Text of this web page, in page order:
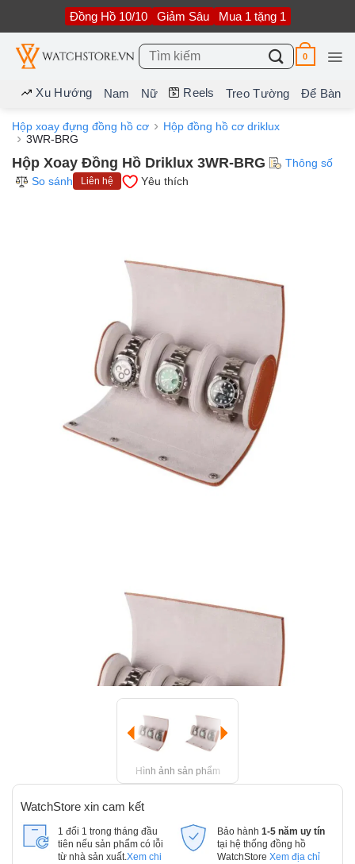
nội
dung
Đồng Hồ 10/10 Giảm Sâu Mua 1 tặng 1
Tìm
kiếm:
0
Xu Hướng Nam Nữ Reels Treo Tường Để Bàn
Hộp xoay đựng đồng hồ cơ
Hộp đồng hồ cơ driklux
3WR-BRG
Hộp Xoay Đồng Hồ Driklux 3WR-BRG
Thông số
So sánh
Liên hệ Yêu thích
Hình ảnh sản phẩm
WatchStore xin cam kết
1 đổi 1 trong tháng đầu
tiên nếu sản phẩm có lỗi
từ nhà sản xuất. Xem chi
Bảo hành 1-5 năm uy tín
tại hệ thống đồng hồ
WatchStore Xem địa chỉ